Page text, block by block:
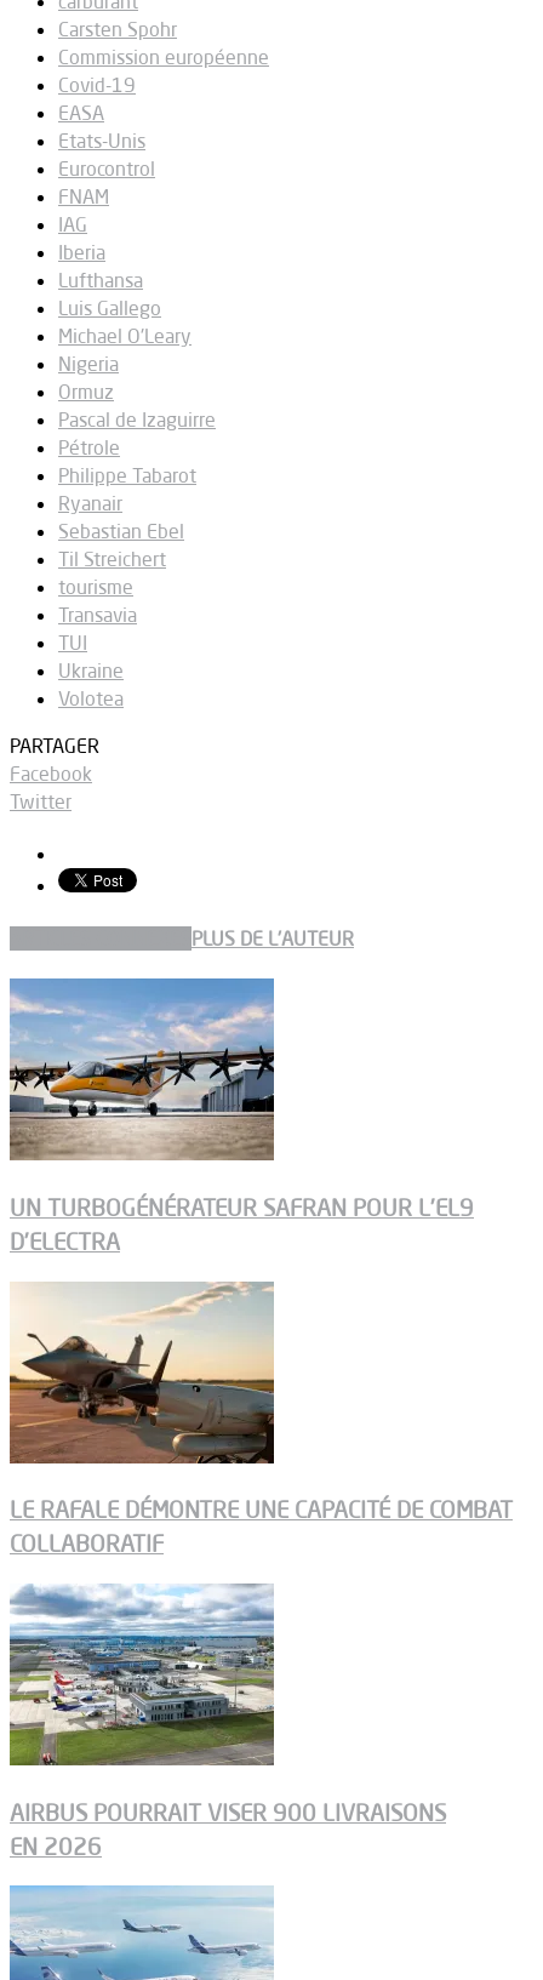
Carsten Spohr
Commission européenne
Covid-19
EASA
Etats-Unis
Eurocontrol
FNAM
IAG
Iberia
Lufthansa
Luis Gallego
Michael O'Leary
Nigeria
Ormuz
Pascal de Izaguirre
Pétrole
Philippe Tabarot
Ryanair
Sebastian Ebel
Til Streichert
tourisme
Transavia
TUI
Ukraine
Volotea
PARTAGER
Facebook
Twitter
PLUS DE L'AUTEUR
UN TURBOGÉNÉRATEUR SAFRAN POUR L’EL9
D’ELECTRA
LE RAFALE DÉMONTRE UNE CAPACITÉ DE COMBAT
COLLABORATIF
AIRBUS POURRAIT VISER 900 LIVRAISONS
EN 2026